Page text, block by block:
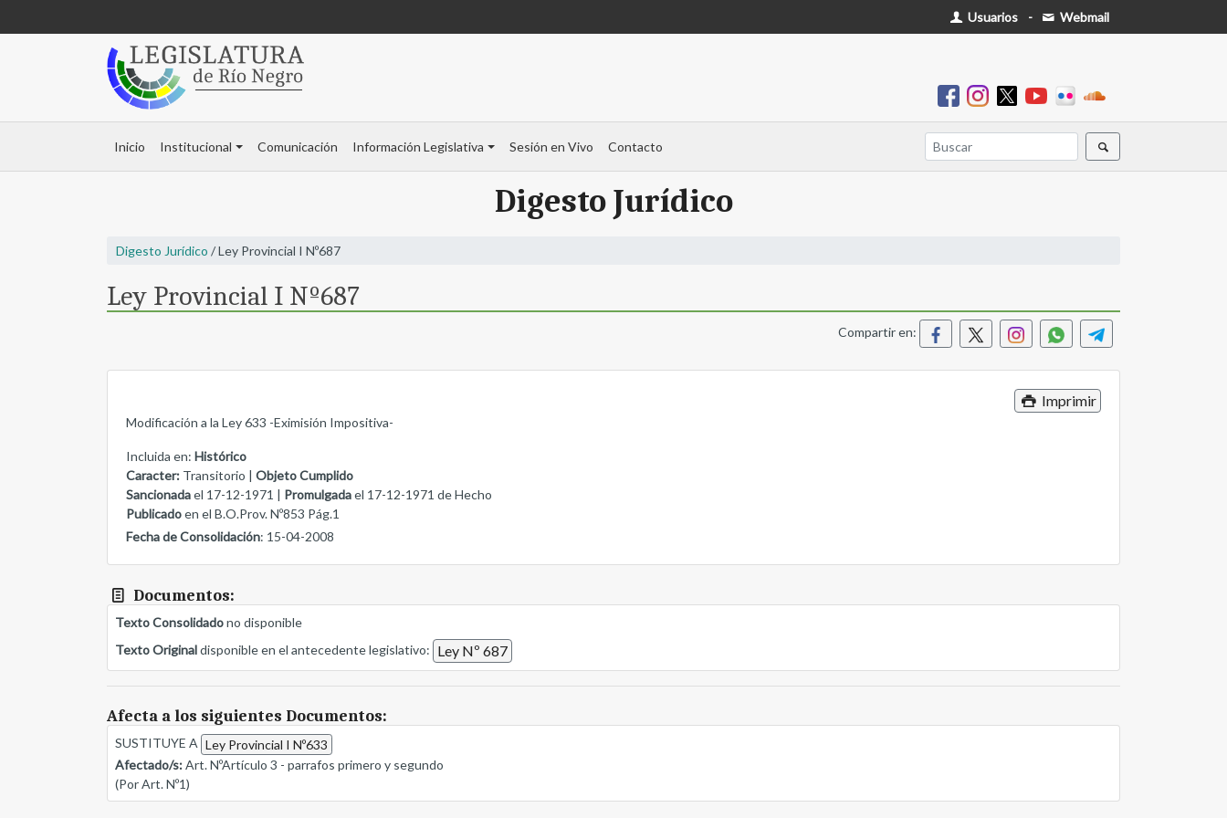
Usuarios - Webmail
Inicio Institucional Comunicación Información Legislativa Sesión en Vivo Contacto
Digesto Jurídico
Digesto Jurídico / Ley Provincial I Nº687
Ley Provincial I Nº687
Compartir en:
Imprimir
Modificación a la Ley 633 -Eximisión Impositiva-
Incluida en: Histórico
Caracter: Transitorio | Objeto Cumplido
Sancionadael 17-12-1971 | Promulgadael 17-12-1971 de Hecho
Publicadoen el B.O.Prov. Nº853 Pág.1
Fecha de Consolidación: 15-04-2008
Documentos:
Texto Consolidadono disponible
Texto Originaldisponible en el antecedente legislativo: Ley Nº 687
Afecta a los siguientes Documentos:
SUSTITUYE A Ley Provincial I Nº633
Afectado/s:Art. NºArtículo 3 - parrafos primero y segundo
(Por Art. Nº1)